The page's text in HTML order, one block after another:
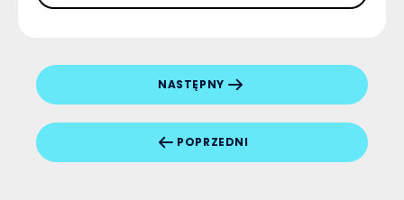
POPRZEDNI
NASTĘPNY